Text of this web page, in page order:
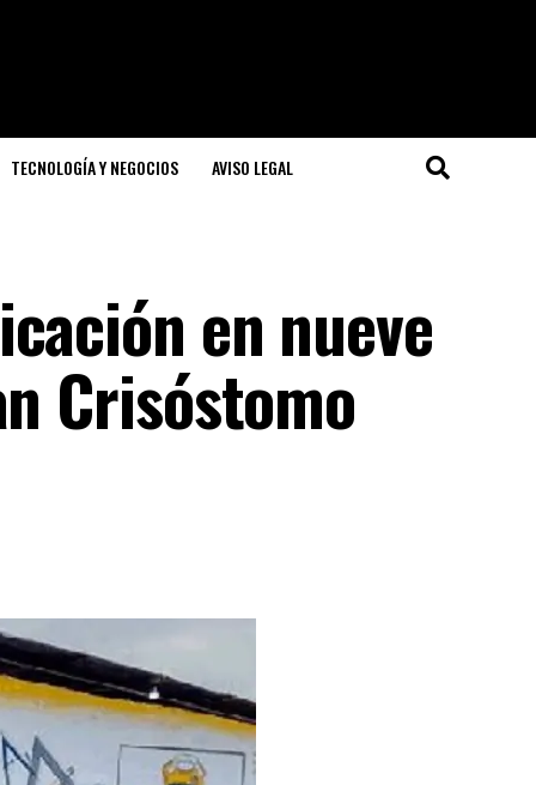
TECNOLOGÍA Y NEGOCIOS AVISO LEGAL
en nueve
Crisóstomo